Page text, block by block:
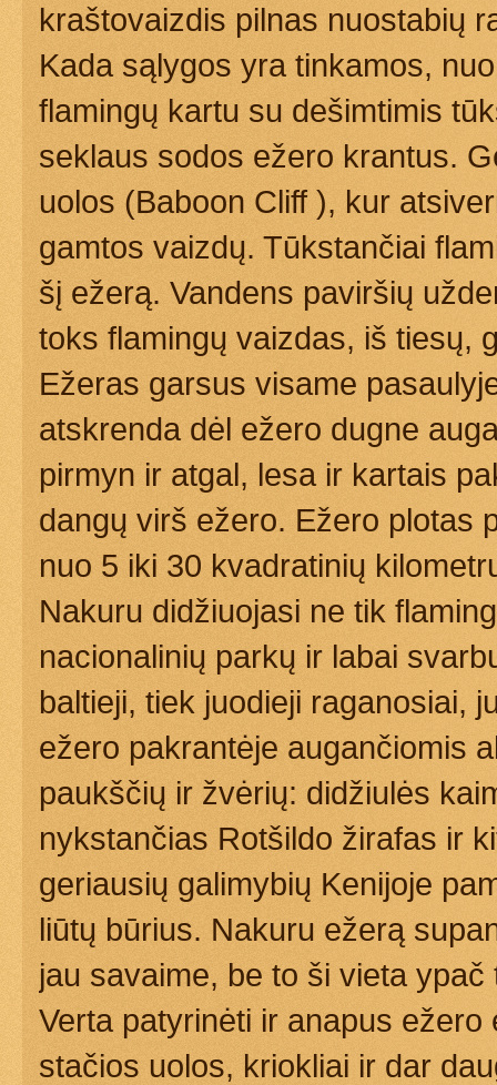
kraštovaizdis pilnas nuostabių
Kada sąlygos yra tinkamos,
flamingų kartu su dešimtimis
seklaus sodos ežero krantus.
uolos (Baboon Cliff ), kur
gamtos vaizdų. Tūkstančiai
šį ežerą. Vandens paviršių
toks flamingų vaizdas, iš tiesų,
Ežeras garsus visame
atskrenda dėl ežero dugne
pirmyn ir atgal, lesa ir kartais
dangų virš ežero. Ežero plotas
nuo 5 iki 30 kvadratinių
Nakuru didžiuojasi ne tik
nacionalinių parkų ir labai
baltieji, tiek juodieji raganosiai,
ežero pakrantėje augančiomis
paukščių ir žvėrių: didžiulės
nykstančias Rotšildo žirafas ir
geriausių galimybių Kenijoje
liūtų būrius. Nakuru ežerą
jau savaime, be to ši vieta
Verta patyrinėti ir anapus
stačios uolos, kriokliai ir dar